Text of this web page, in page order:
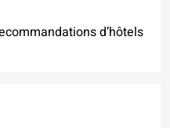
d’hôtels